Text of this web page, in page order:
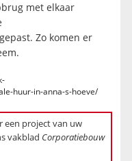
met elkaar
Zo komen er
huur-in-anna-s-hoeve/
een project van uw
vakblad Corporatiebouw